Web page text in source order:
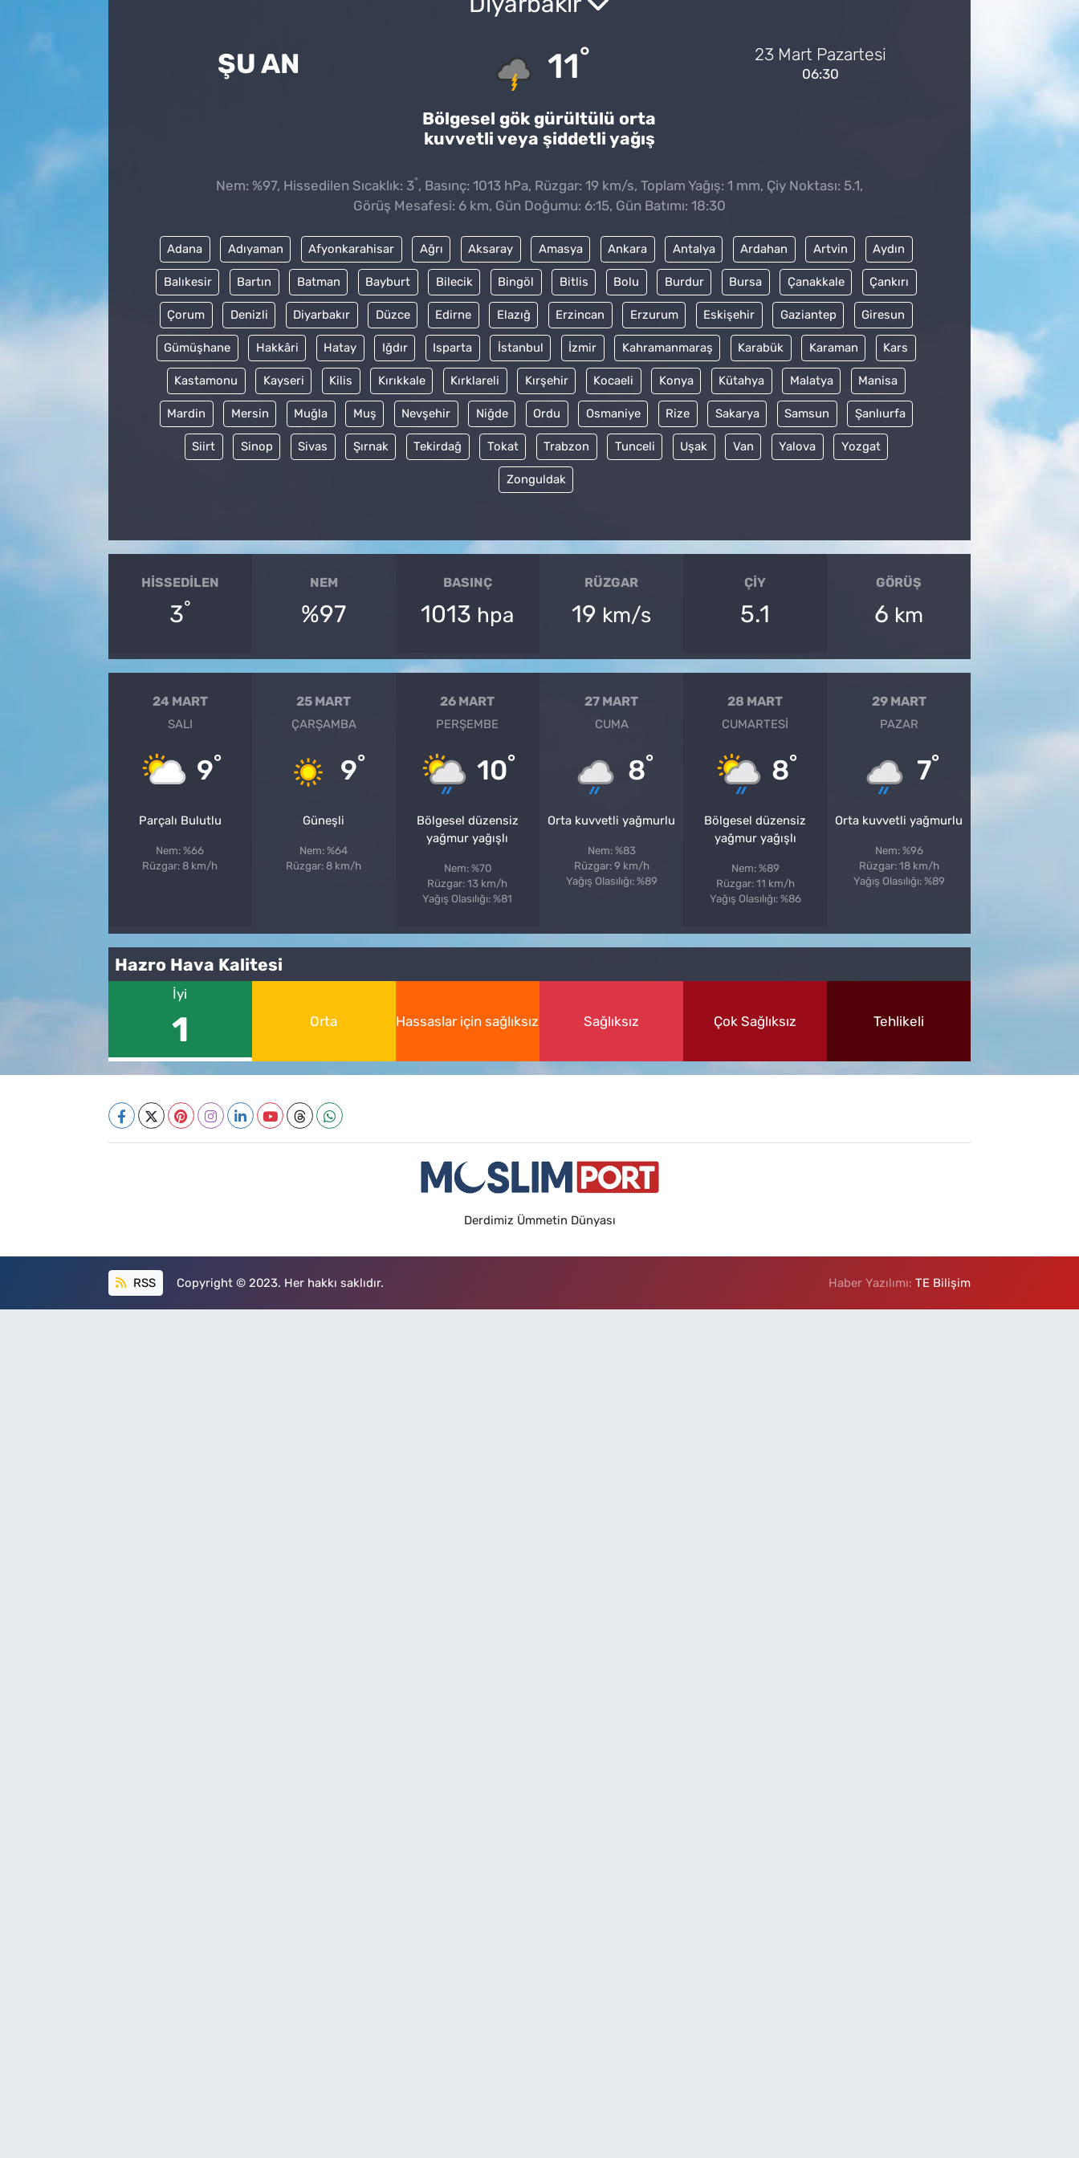
ŞU AN 11°
Bölgesel gök gürültülü orta
kuvvetli veya şiddetli yağış
23 Mart Pazartesi
06:30
Nem: %97, Hissedilen Sıcaklık: 3°, Basınç: 1013 hPa, Rüzgar: 19 km/s, Toplam Yağış: 1 mm, Çiy Noktası: 5.1,
Görüş Mesafesi: 6 km, Gün Doğumu: 6:15, Gün Batımı: 18:30
Adana Adıyaman Afyonkarahisar Ağrı Aksaray Amasya Ankara Antalya Ardahan Artvin Aydın
Balıkesir Bartın Batman Bayburt Bilecik Bingöl Bitlis Bolu Burdur Bursa Çanakkale Çankırı
Çorum Denizli Diyarbakır Düzce Edirne Elazığ Erzincan Erzurum Eskişehir Gaziantep Giresun
Gümüşhane Hakkâri Hatay Iğdır Isparta İstanbul İzmir Kahramanmaraş Karabük Karaman Kars
Kastamonu Kayseri Kilis Kırıkkale Kırklareli Kırşehir Kocaeli Konya Kütahya Malatya Manisa
Mardin Mersin Muğla Muş Nevşehir Niğde Ordu Osmaniye Rize Sakarya Samsun Şanlıurfa
Siirt Sinop Sivas Şırnak Tekirdağ Tokat Trabzon Tunceli Uşak Van Yalova Yozgat
Zonguldak
HISSEDILEN
3°
NEM
%97
BASINÇ
1013 hpa
RÜZGAR
19 km/s
ÇIY
5.1
GÖRÜŞ
6 km
24 MART
SALI
9°
Parçalı Bulutlu
Nem: %66
Rüzgar: 8 km/h
25 MART
ÇARŞAMBA
9°
Güneşli
Nem: %64
Rüzgar: 8 km/h
26 MART
PERŞEMBE
10°
Bölgesel düzensiz
yağmur yağışlı
Nem: %70
Rüzgar: 13 km/h
Yağış Olasılığı: %81
27 MART
CUMA
8°
Orta kuvvetli yağmurlu
Nem: %83
Rüzgar: 9 km/h
Yağış Olasılığı: %89
28 MART
CUMARTESI
8°
Bölgesel düzensiz
yağmur yağışlı
Nem: %89
Rüzgar: 11 km/h
Yağış Olasılığı: %86
29 MART
PAZAR
7°
Orta kuvvetli yağmurlu
Nem: %96
Rüzgar: 18 km/h
Yağış Olasılığı: %89
Hazro Hava Kalitesi
İyi
1 Orta Hassaslar için sağlıksız Sağlıksız Çok Sağlıksız Tehlikeli
Derdimiz Ümmetin Dünyası
RSS Copyright © 2023. Her hakkı saklıdır. Haber Yazılımı:TE Bilişim